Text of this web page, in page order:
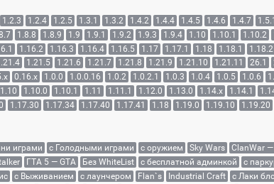
1.2.3 1.2.4 1.2.5 1.3.1 1.3.2 1.4.2 1.4.4 1.4.5 1.4.6 1.4.7 1.5.1
1.8.8 1.8.9 1.9 1.9.1 1.9.2 1.9.3 1.9.4 1.10 1.10.1 1.10.2
1.16.2 1.16.3 1.16.4 1.16.5 1.17 1.17.1 1.18 1.18.1 1.18.2
1.21.5 1.21.6 1.21.7 1.21.8 1.21.9 1.21.10 1.21.11 26.1
0.16.x 1.0.0 1.0.0.16 1.0.2 1.0.2.1 1.0.3 1.0.4 1.0.5 1.0.6
1.10 1.10.0 1.10.1 1.11 1.11.1 1.12.0 1.13.0 1.14.x 1.14.1
1.17.30 1.17.34 1.17.40 1.17.41 1.18 1.19.0 1.19.10 1.19.20
играми с Голодными играми с оружием Sky Wars ClanWar
ГТА 5 — GTA Без WhiteList с бесплатной админкой с
с Выживанием с лаунчером Flan`s Industrial Craft с Лаки